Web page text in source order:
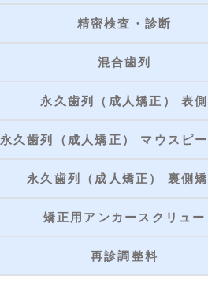
精密検査・診断
混合歯列
永久歯列（成人矯正） 表側
永久歯列（成人矯正） マウスピ
永久歯列（成人矯正） 裏側
矯正用アンカースクリュー
再診調整料